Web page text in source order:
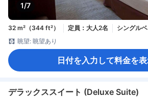
1/7
32 m²（344 ft²） 定員：大人2名
シングル
眺望: 眺望あり
日付を入力して料金を
デラックススイート (Deluxe Suite)